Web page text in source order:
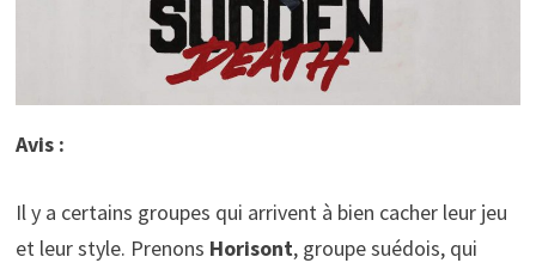
Avis :
Il y a certains groupes qui arrivent à bien cacher leur jeu
et leur style. Prenons Horisont, groupe suédois, qui